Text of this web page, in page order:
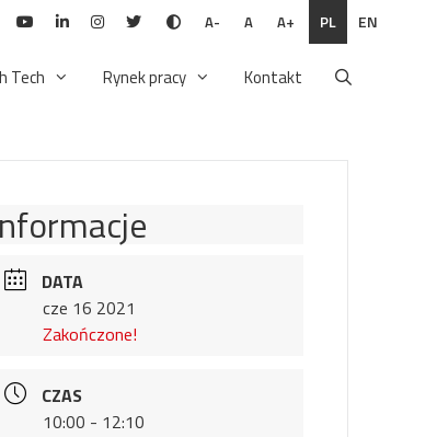
A- A A+ PL EN
Tech Rynek pracy Kontakt
DATA
cze 16 2021
Zakończone!
CZAS
10:00 - 12:10